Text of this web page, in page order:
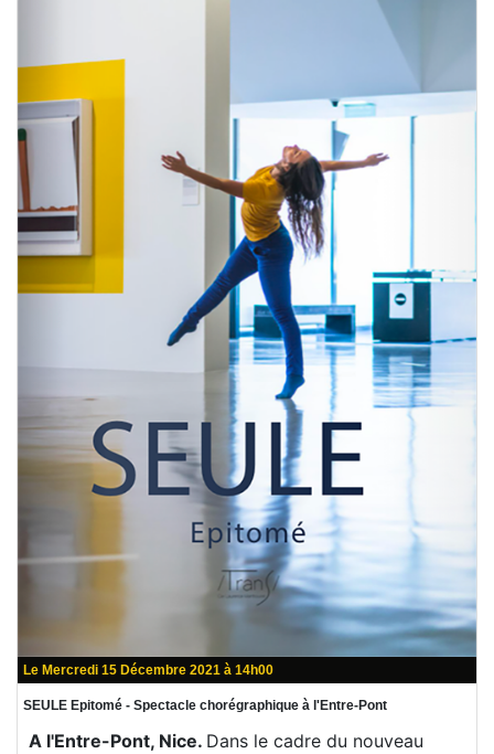
Le Mercredi 15 Décembre 2021 à 14h00
SEULE Epitomé - Spectacle chorégraphique à l'Entre-Pont
A l'Entre-Pont, Nice. Dans le cadre du nouveau